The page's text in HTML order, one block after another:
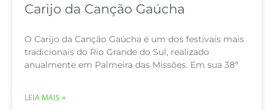
Carijo da Canção Gaúcha
O Carijo da Canção Gaúcha é um dos festivais mais
tradicionais do Rio Grande do Sul, realizado
anualmente em Palmeira das Missões. Em sua 38ª
LEIA MAIS »